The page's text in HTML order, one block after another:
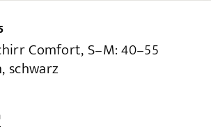
Comfort, S–M: 40–55
schwarz